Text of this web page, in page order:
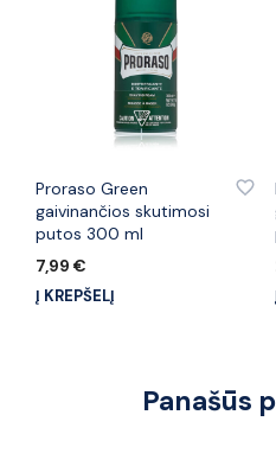
Proraso Green
gaivinančios skutimosi
putos 300 ml
7,99 €
Į KREPŠELĮ
Panašūs